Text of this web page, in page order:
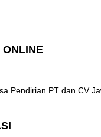
Pendirian PT dan CV